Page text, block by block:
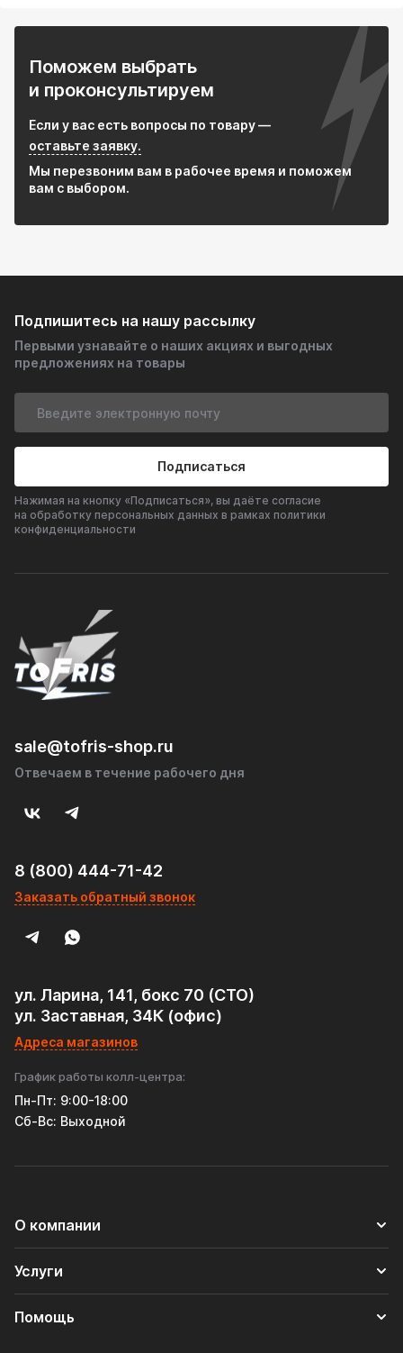
Поможем выбрать
и проконсультируем
Если у вас есть вопросы по товару —
оставьте заявку.
Мы перезвоним вам в рабочее время и поможем
вам с выбором.
Подпишитесь на нашу рассылку
Первыми узнавайте о наших акциях и выгодных
предложениях на товары
Подписаться
Нажимая на кнопку «Подписаться», вы даёте согласие
на обработку персональных данных в рамках политики
конфиденциальности
sale@tofris-shop.ru
Отвечаем в течение рабочего дня
8 (800) 444-71-42
Заказать обратный звонок
ул. Ларина, 141, бокс 70 (СТО)
ул. Заставная, 34К (офис)
Адреса магазинов
График работы колл-центра:
Пн-Пт: 9:00-18:00
Cб-Вс: Выходной
О компании
Услуги
Помощь